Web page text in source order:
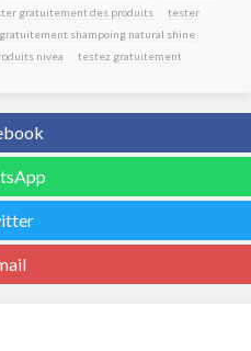
gratuitement des produits
tester
shampoing natural shine
nivea testez gratuitement